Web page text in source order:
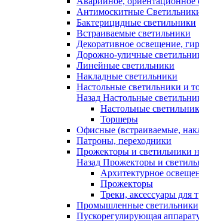
Антимоскитные
Бактерицидные светильники
Встраиваемые светильники
Декоративное освещение,
Дорожно-уличные
Линейные светильники
Накладные светильники
Настольные светильники и
Назад Настольные
Настольные
Торшеры
Офисные (встраиваемые,
Патроны, переходники
Прожекторы и светильники
Назад Прожекторы и
Архитектурное
Прожекторы
Треки, аксессуары для
Промышленные светильники
Пускорегулирующая